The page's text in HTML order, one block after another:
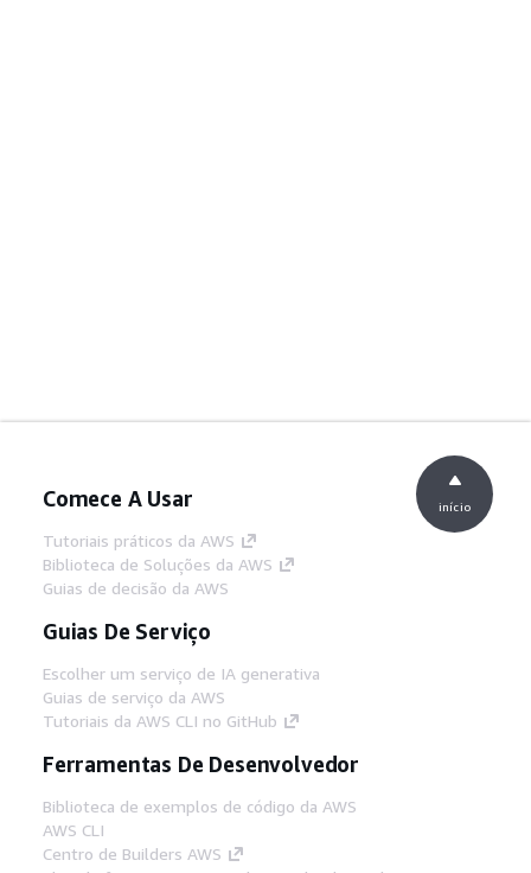
Comece A Usar
Tutoriais práticos da AWS
Biblioteca de Soluções da AWS
Guias de decisão da AWS
Guias De Serviço
Escolher um serviço de IA generativa
Guias de serviço da AWS
Tutoriais da AWS CLI no GitHub
Ferramentas De Desenvolvedor
Biblioteca de exemplos de código da AWS
AWS CLI
Centro de Builders AWS
início